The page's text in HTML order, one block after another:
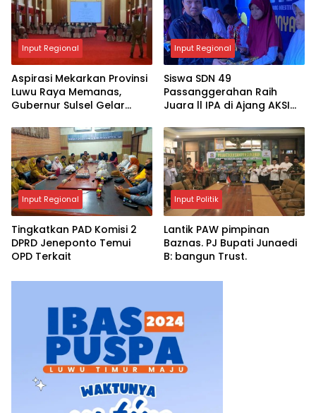
Input Regional
Aspirasi Mekarkan Provinsi
Luwu Raya Memanas,
Gubernur Sulsel Gelar
Kepala Daerah
Input Regional
Siswa SDN 49
Passanggerahan Raih
Juara ll IPA di Ajang AKSI
Input Regional
Tingkatkan PAD Komisi 2
DPRD Jeneponto Temui
OPD Terkait
Input Politik
Lantik PAW pimpinan
Baznas. PJ Bupati Junaedi
B: bangun Trust.